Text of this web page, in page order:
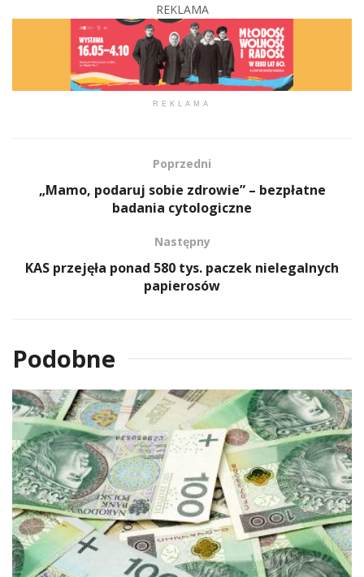
REKLAMA
REKLAMA
Poprzedni
„Mamo, podaruj sobie zdrowie” – bezpłatne
badania cytologiczne
Następny
KAS przejęła ponad 580 tys. paczek nielegalnych
papierosów
Podobne